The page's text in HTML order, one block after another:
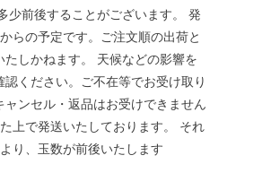
少前後することがございます。 発
らの予定です。ご注文順の出荷と
しかねます。 天候などの影響を
ください。ご不在等でお受け取り
ンセル・返品はお受けできません
上で発送いたしております。 それ
り、玉数が前後いたします